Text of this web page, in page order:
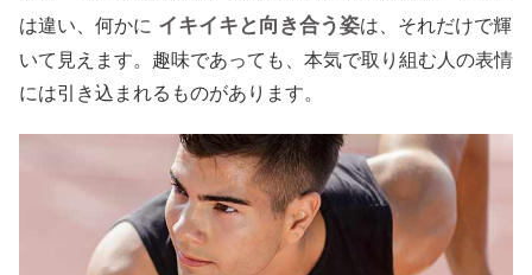
は違い、何かに イキイキと向き合う姿は、それだけで輝
いて見えます。趣味であっても、本気で取り組む人の表情
には引き込まれるものがあります。